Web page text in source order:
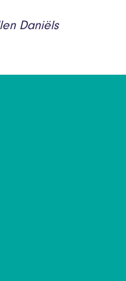
Daniëls